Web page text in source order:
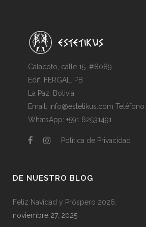
Calacoto, calle 15. #8089
Edif. FERGAL. PB
La Paz, Bolivia
Email: info@estetikus.com Teléfono:
WhatsApp: +591 62531491
Política de Privacidad
DE NUESTRO BLOG
Feliz Navidad y Próspero 2026.
noviembre 27, 2025